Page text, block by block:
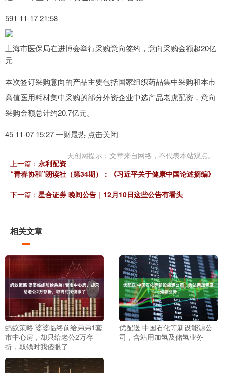
591 11-17 21:58
上海市医保局在进博会举行采购意向签约，意向采购金额超20亿
元
本次签订采购意向的产品主要包括国家组织药品集中采购和本市
高值医用耗材集中采购的部分外资企业中选产品老虎配资，意向
采购金额总计约20.7亿元。
45 11-07 15:27 一财最热 点击关闭
天创网提示：文章来自网络，不代表本站观点。
上一篇： 永利配资
“青春协和”朗读社（第34期）：《习近平关于健康中国论述摘编》
下一篇： 星合证券 晚间公告｜12月10日这些公告有看头
相关文章
蚂蚁策略 婆婆临终前给弟弟1套
市中心房，却只给老公2万存
折，取钱时我傻眼了
优配送 中国石化等新设能源公
司，含站用加氢及储氢业务